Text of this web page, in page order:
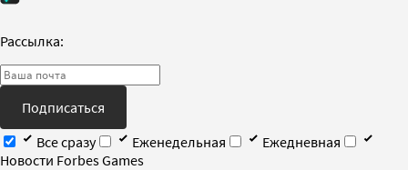
Рассылка:
Подписаться
Все сразу
Еженедельная
Ежедневная
Новости Forbes Games